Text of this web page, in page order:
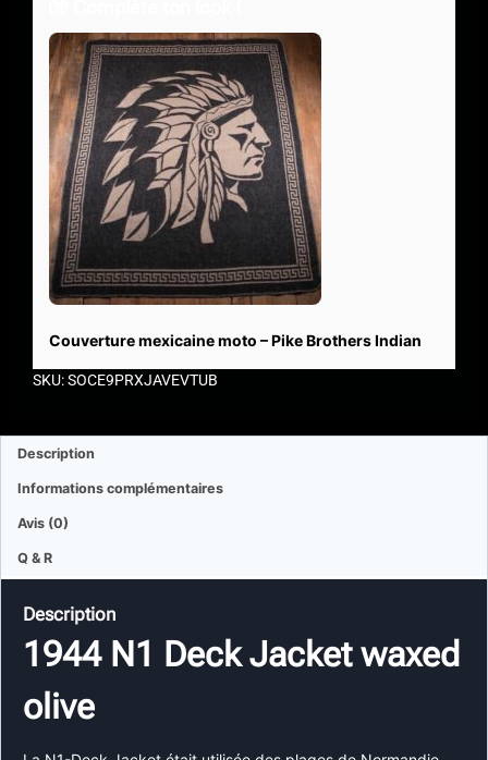
Couverture mexicaine moto – Pike Brothers Indian
SKU: SOCE9PRXJAVEVTUB
Description
Informations complémentaires
Avis (0)
Q & R
Description
1944 N1 Deck Jacket waxed
olive